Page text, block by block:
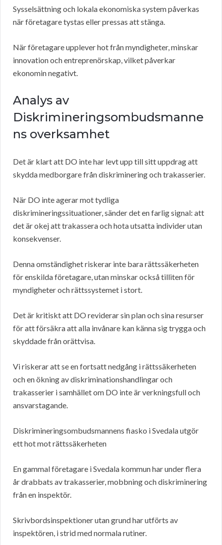
Sysselsättning och lokala ekonomiska system påverkas
när företagare tystas eller pressas att stänga.
När företagare upplever hot från myndigheter, minskar
innovation och entreprenörskap, vilket påverkar
ekonomin negativt.
Analys av
Diskrimineringsombudsmanne
ns overksamhet
Det är klart att DO inte har levt upp till sitt uppdrag att
skydda medborgare från diskriminering och trakasserier.
När DO inte agerar mot tydliga
diskrimineringssituationer, sänder det en farlig signal: att
det är okej att trakassera och hota utsatta individer utan
konsekvenser.
Denna omständighet riskerar inte bara rättssäkerheten
för enskilda företagare, utan minskar också tilliten för
myndigheter och rättssystemet i stort.
Det är kritiskt att DO reviderar sin plan och sina resurser
för att försäkra att alla invånare kan känna sig trygga och
skyddade från orättvisa.
Vi riskerar att se en fortsatt nedgång i rättssäkerheten
och en ökning av diskriminationshandlingar och
trakasserier i samhället om DO inte är verkningsfull och
ansvarstagande.
Diskrimineringsombudsmannens fiasko i Svedala utgör
ett hot mot rättssäkerheten
En gammal företagare i Svedala kommun har under flera
år drabbats av trakasserier, mobbning och diskriminering
från en inspektör.
Skrivbordsinspektioner utan grund har utförts av
inspektören, i strid med normala rutiner.